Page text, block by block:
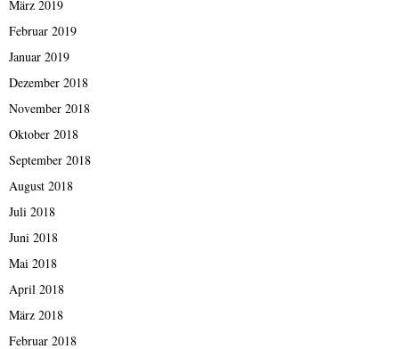
März 2019
Februar 2019
Januar 2019
Dezember 2018
November 2018
Oktober 2018
September 2018
August 2018
Juli 2018
Juni 2018
Mai 2018
April 2018
März 2018
Februar 2018